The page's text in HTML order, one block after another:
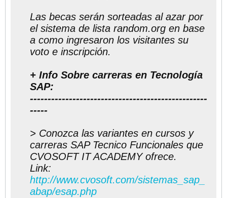
Las becas serán sorteadas al azar por
el sistema de lista random.org en base
a como ingresaron los visitantes su
voto e inscripción.
+ Info Sobre carreras en Tecnología
SAP:
--------------------------------------------------
-----
> Conozca las variantes en cursos y
carreras SAP Tecnico Funcionales que
CVOSOFT IT ACADEMY ofrece.
Link:
http://www.cvosoft.com/sistemas_sap_
abap/esap.php